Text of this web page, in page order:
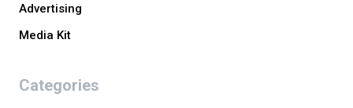
Advertising
Media Kit
Categories